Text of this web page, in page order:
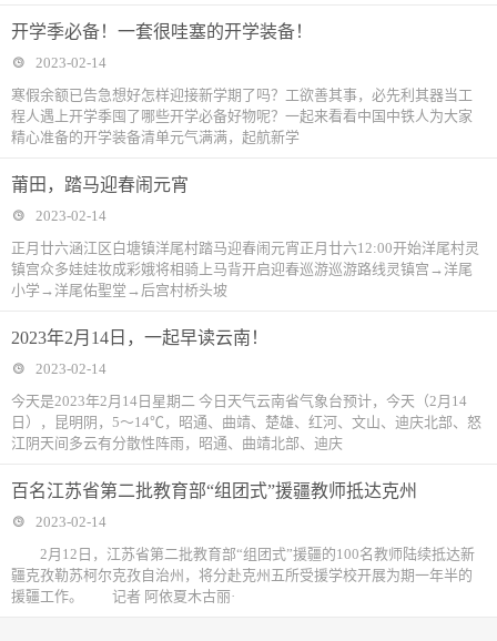
开学季必备！一套很哇塞的开学装备！
2023-02-14
寒假余额已告急想好怎样迎接新学期了吗？工欲善其事，必先利其器当工
程人遇上开学季囤了哪些开学必备好物呢？一起来看看中国中铁人为大家
精心准备的开学装备清单元气满满，起航新学
莆田，踏马迎春闹元宵
2023-02-14
正月廿六涵江区白塘镇洋尾村踏马迎春闹元宵正月廿六12:00开始洋尾村灵
镇宫众多娃娃妆成彩娥将相骑上马背开启迎春巡游巡游路线灵镇宫→洋尾
小学→洋尾佑聖堂→后宫村桥头坡
2023年2月14日，一起早读云南！
2023-02-14
今天是2023年2月14日星期二 今日天气云南省气象台预计，今天（2月14
日），昆明阴，5～14℃，昭通、曲靖、楚雄、红河、文山、迪庆北部、怒
江阴天间多云有分散性阵雨，昭通、曲靖北部、迪庆
百名江苏省第二批教育部“组团式”援疆教师抵达克州
2023-02-14
2月12日，江苏省第二批教育部“组团式”援疆的100名教师陆续抵达新
疆克孜勒苏柯尔克孜自治州，将分赴克州五所受援学校开展为期一年半的
援疆工作。 记者 阿依夏木古丽·